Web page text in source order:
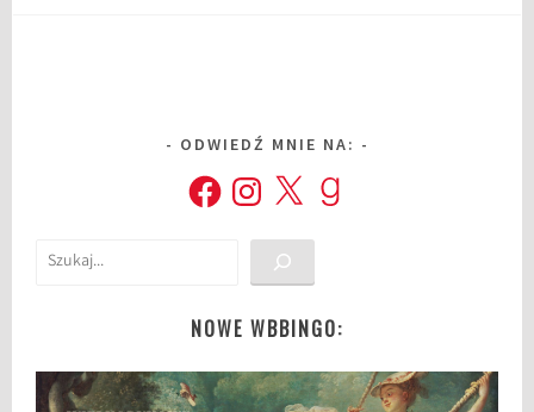
ODWIEDŹ MNIE NA:
FacebookInstagram
X Goodreads
Szukaj
NOWE WBBINGO: